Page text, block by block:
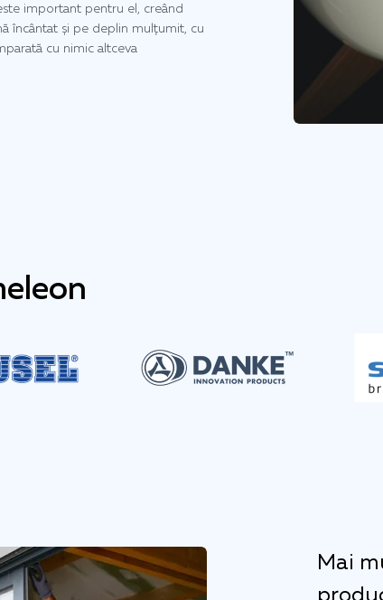
important pentru el, creând
încântat și pe deplin mulțumit, cu
cu nimic altceva
Mai